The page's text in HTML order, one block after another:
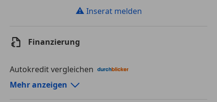
⚠ Inserat melden
Finanzierung
Autokredit vergleichen
Autokredit-Rechner von durchblicker.at
Mehr anzeigen